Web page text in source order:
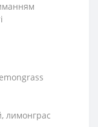
лимонграс